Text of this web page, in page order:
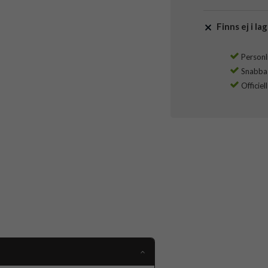
Finns ej i